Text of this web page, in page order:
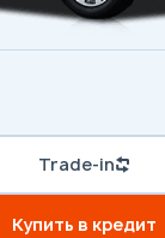
Перезвоните мне
Trade-in
Купить в кредит